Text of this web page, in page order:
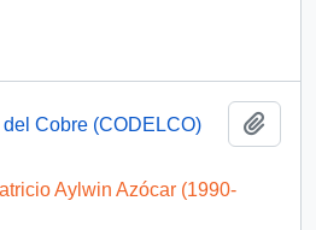
Cobre (CODELCO)
Aylwin Azócar (1990-